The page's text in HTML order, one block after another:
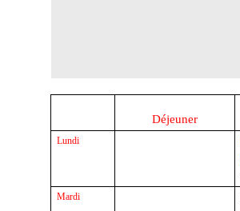
Déjeuner
Lundi
Mardi